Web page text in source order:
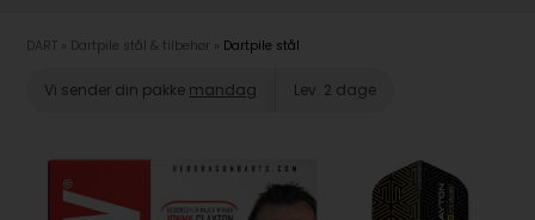
DART Dartpile stål & tilbehør Dartpile stål
Vi sender din pakke mandag Lev. 2 dage